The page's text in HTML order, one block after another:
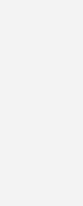
uns
und
über
ist
finden Sie